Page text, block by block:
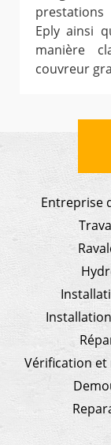
Eply ainsi
manière
couvreur
Entreprise
Vérification et